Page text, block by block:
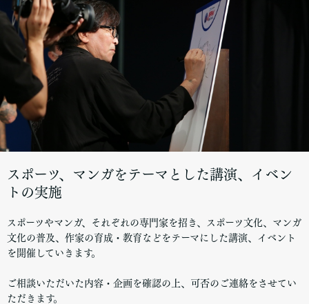
スポーツ、マンガをテーマとした講演、イベン
トの実施
スポーツやマンガ、それぞれの専門家を招き、スポーツ文化、マンガ
文化の普及、作家の育成・教育などをテーマにした講演、イベント
を開催していきます。
ご相談いただいた内容・企画を確認の上、可否のご連絡をさせてい
ただきます。